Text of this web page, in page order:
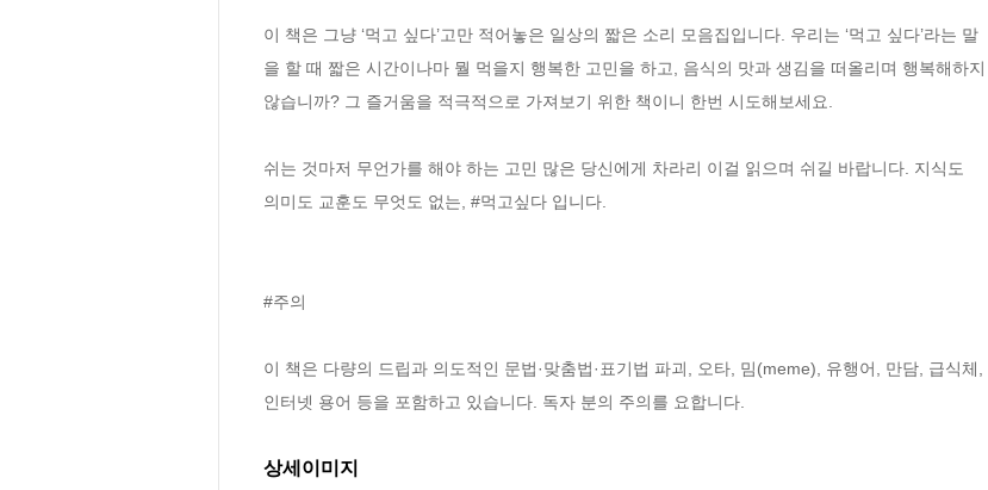
이 책은 그냥 ‘먹고 싶다’고만 적어놓은 일상의 짧은 소리 모음집입니다. 우리는 ‘먹고 싶다’라는 말
을 할 때 짧은 시간이나마 뭘 먹을지 행복한 고민을 하고, 음식의 맛과 생김을 떠올리며 행복해하지
않습니까? 그 즐거움을 적극적으로 가져보기 위한 책이니 한번 시도해보세요.
쉬는 것마저 무언가를 해야 하는 고민 많은 당신에게 차라리 이걸 읽으며 쉬길 바랍니다. 지식도
의미도 교훈도 무엇도 없는, #먹고싶다 입니다.
#주의
이 책은 다량의 드립과 의도적인 문법·맞춤법·표기법 파괴, 오타, 밈(meme), 유행어, 만담, 급식체
인터넷 용어 등을 포함하고 있습니다. 독자 분의 주의를 요합니다.
상세이미지